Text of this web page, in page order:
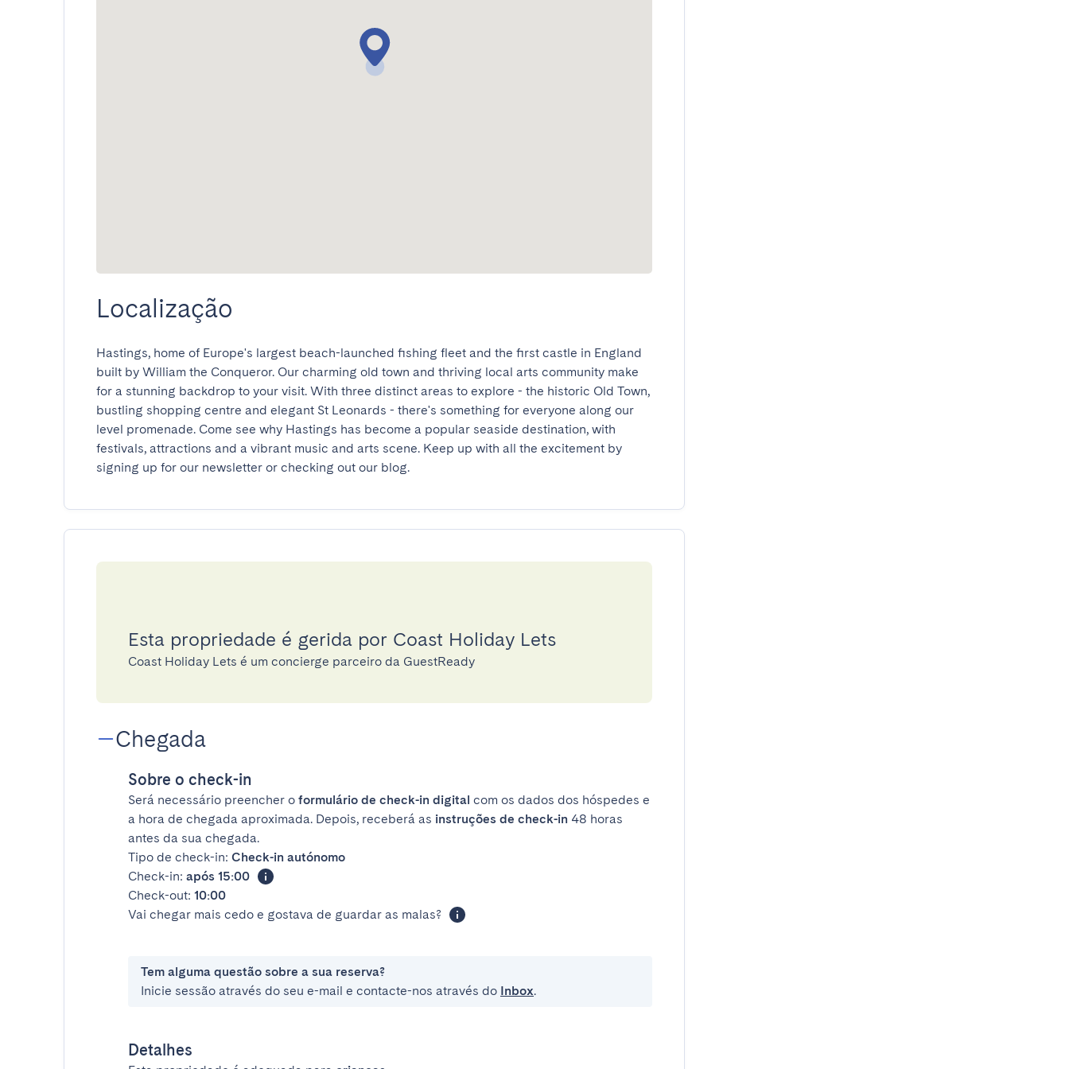
Localização
Hastings, home of Europe's largest beach-launched fishing fleet and the first castle in England
built by William the Conqueror. Our charming old town and thriving local arts community make
for a stunning backdrop to your visit. With three distinct areas to explore - the historic Old Town,
bustling shopping centre and elegant St Leonards - there's something for everyone along our
level promenade. Come see why Hastings has become a popular seaside destination, with
festivals, attractions and a vibrant music and arts scene. Keep up with all the excitement by
signing up for our newsletter or checking out our blog.
Esta propriedade é gerida por Coast Holiday Lets
Coast Holiday Lets é um concierge parceiro da GuestReady
Chegada
Sobre o check-in
Será necessário preencher o formulário de check-in digital com os dados dos hóspedes e
a hora de chegada aproximada. Depois, receberá as instruções de check-in 48 horas
antes da sua chegada.
Tipo de check-in: Check-in autónomo
Check-in: após 15:00
Check-out: 10:00
Vai chegar mais cedo e gostava de guardar as malas?
Tem alguma questão sobre a sua reserva?
Inicie sessão através do seu e-mail e contacte-nos através do Inbox.
Detalhes